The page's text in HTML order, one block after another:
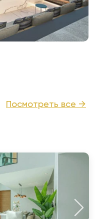
Посмотреть все →